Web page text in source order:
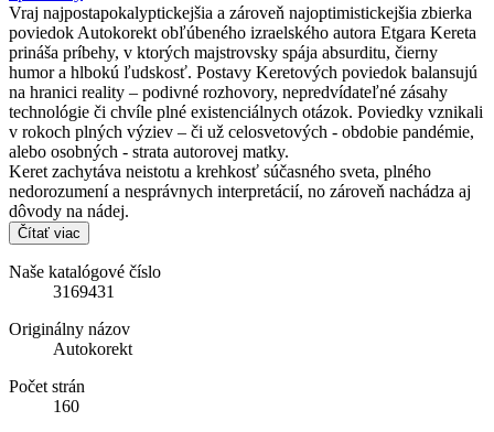
Vraj najpostapokalyptickejšia a zároveň najoptimistickejšia zbierka
poviedok Autokorekt obľúbeného izraelského autora Etgara Kereta
prináša príbehy, v ktorých majstrovsky spája absurditu, čierny
humor a hlbokú ľudskosť. Postavy Keretových poviedok balansujú
na hranici reality – podivné rozhovory, nepredvídateľné zásahy
technológie či chvíle plné existenciálnych otázok. Poviedky vznikali
v rokoch plných výziev – či už celosvetových - obdobie pandémie,
alebo osobných - strata autorovej matky.
Keret zachytáva neistotu a krehkosť súčasného sveta, plného
nedorozumení a nesprávnych interpretácií, no zároveň nachádza aj
dôvody na nádej.
Čítať viac
Naše katalógové číslo
3169431
Originálny názov
Autokorekt
Počet strán
160